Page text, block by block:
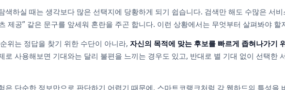
색하실 때는 생각보다 많은 선택지에 당황하게 되기 쉽습니다. 검색만 해도 수많은 서
제공” 같은 문구를 앞세워 혼란을 주곤 합니다. 이런 상황에서는 무엇부터 살펴봐야
위는 정답을 찾기 위한 수단이 아니라, 자신의 목적에 맞는 후보를 빠르게 좁혀나가기
로 사용해보면 기대와는 달리 불편을 느끼는 경우도 있고, 반대로 별 기대 없이 선택한
은 단순한 정보만으로 판단하기 어렵기 때문에, 스마트코랭크처럼 각 웹하드의 특성을